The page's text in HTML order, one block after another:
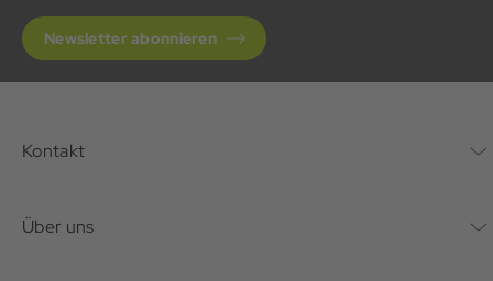
Newsletter abonnieren
Kontakt
Über uns